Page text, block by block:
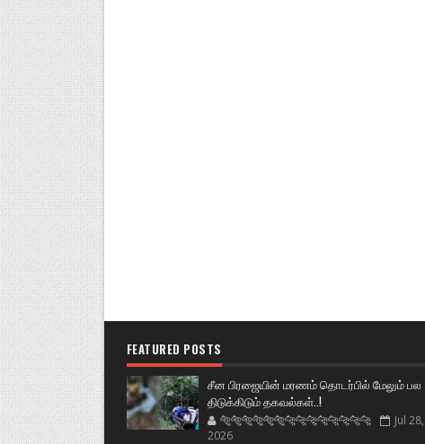
FEATURED POSTS
சீன பிரஜையின் மரணம் தொடர்பில் மேலும் பல
திடுக்கிடும் தகவல்கள்..!
🐅🐅🐅🐅🐅🐅🐆🐆🐆🐆🐆🐆🐆🐆
Jul 28,
2026